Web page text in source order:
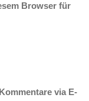
Browser für
via E-